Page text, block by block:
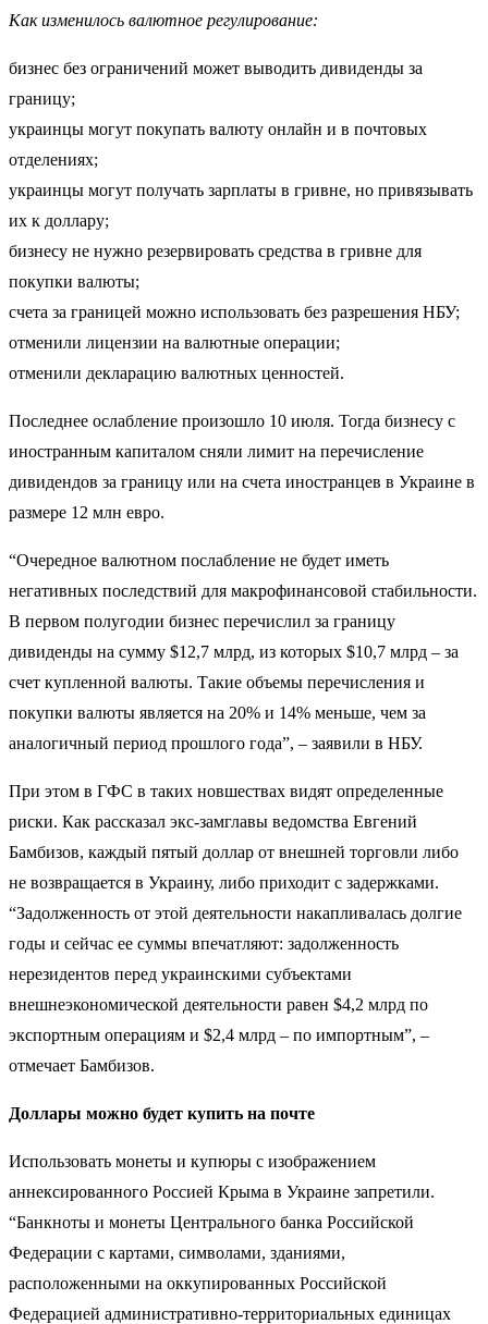
Как изменилось валютное регулирование:
бизнес без ограничений может выводить дивиденды за
границу;
украинцы могут покупать валюту онлайн и в почтовых
отделениях;
украинцы могут получать зарплаты в гривне, но привязывать
их к доллару;
бизнесу не нужно резервировать средства в гривне для
покупки валюты;
счета за границей можно использовать без разрешения НБУ;
отменили лицензии на валютные операции;
отменили декларацию валютных ценностей.
Последнее ослабление произошло 10 июля. Тогда бизнесу с
иностранным капиталом сняли лимит на перечисление
дивидендов за границу или на счета иностранцев в Украине в
размере 12 млн евро.
“Очередное валютном послабление не будет иметь
негативных последствий для макрофинансовой стабильности.
В первом полугодии бизнес перечислил за границу
дивиденды на сумму $12,7 млрд, из которых $10,7 млрд – за
счет купленной валюты. Такие объемы перечисления и
покупки валюты является на 20% и 14% меньше, чем за
аналогичный период прошлого года”, – заявили в НБУ.
При этом в ГФС в таких новшествах видят определенные
риски. Как рассказал экс-замглавы ведомства Евгений
Бамбизов, каждый пятый доллар от внешней торговли либо
не возвращается в Украину, либо приходит с задержками.
“Задолженность от этой деятельности накапливалась долгие
годы и сейчас ее суммы впечатляют: задолженность
нерезидентов перед украинскими субъектами
внешнеэкономической деятельности равен $4,2 млрд по
экспортным операциям и $2,4 млрд – по импортным”, –
отмечает Бамбизов.
Доллары можно будет купить на почте
Использовать монеты и купюры с изображением
аннексированного Россией Крыма в Украине запретили.
“Банкноты и монеты Центрального банка Российской
Федерации с картами, символами, зданиями,
расположенными на оккупированных Российской
Федерацией административно-территориальных единицах